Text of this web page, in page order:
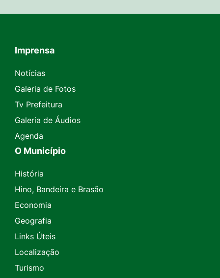
Seção do Rodapé e Contato
Imprensa
Notícias
Galeria de Fotos
Tv Prefeitura
Galeria de Áudios
Agenda
O Município
História
Hino, Bandeira e Brasão
Economia
Geografia
Links Úteis
Localização
Turismo